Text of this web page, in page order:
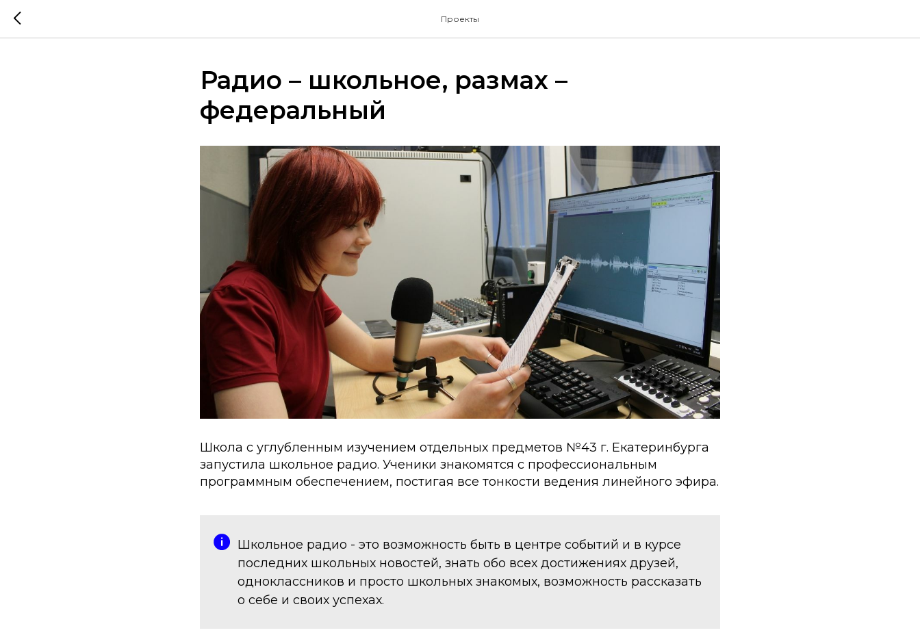
Проекты
Радио – школьное, размах –
федеральный
Школа с углубленным изучением отдельных предметов №43 г. Екатеринбурга
запустила школьное радио. Ученики знакомятся с профессиональным
программным обеспечением, постигая все тонкости ведения линейного эфира.
Школьное радио - это возможность быть в центре событий и в курсе
последних школьных новостей, знать обо всех достижениях друзей,
одноклассников и просто школьных знакомых, возможность рассказать
о себе и своих успехах.